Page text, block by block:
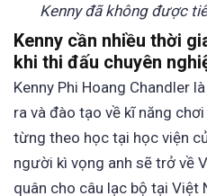
Kenny đã không được
Kenny cần nhiều thời
khi thi đấu chuyên
Kenny Phi Hoang Chandler
ra và đào tạo về kĩ năng
từng theo học tại học viện
người kì vọng anh sẽ trở về
quân cho câu lạc bộ tại Việt